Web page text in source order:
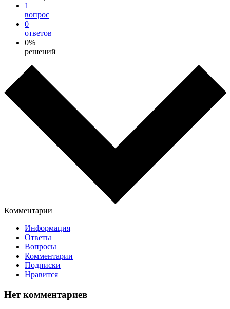
1
вопрос
0
ответов
0%
решений
Комментарии
Информация
Ответы
Вопросы
Комментарии
Подписки
Нравится
Нет комментариев